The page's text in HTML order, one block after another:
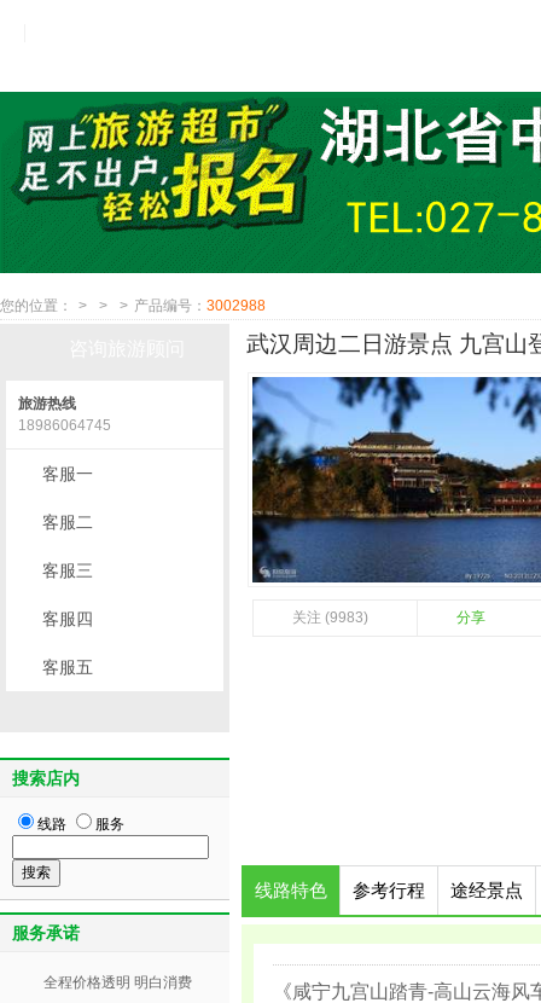
您的位置： > > > 产品编号： 3002988
武汉周边二日游景点 九宫山
关注 (9983) 分享
线路特色 参考行程 途经景点
《咸宁九宫山踏青-高山云海风
旅游热线
18986064745
客服一
客服二
客服三
客服四
客服五
搜索店内
线路 服务
服务承诺
全程价格透明 明白消费